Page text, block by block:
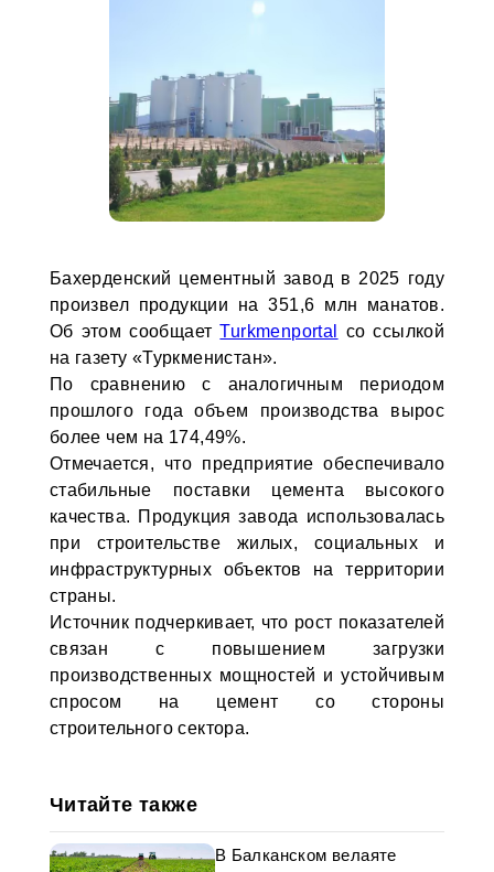
Бахерденский цементный завод в 2025 году
произвел продукции на 351,6 млн манатов.
Об этом сообщаетTurkmenportal
со ссылкой
на газету «Туркменистан».
По сравнению с аналогичным периодом
прошлого года объем производства вырос
более чем на 174,49%.
Отмечается, что предприятие обеспечивало
стабильные поставки цемента высокого
качества. Продукция завода использовалась
при строительстве жилых, социальных и
инфраструктурных объектов на территории
страны.
Источник подчеркивает, что рост показателей
связан с повышением загрузки
производственных мощностей и устойчивым
спросом на цемент со стороны
строительного сектора.
Читайте также
В Балканском велаяте